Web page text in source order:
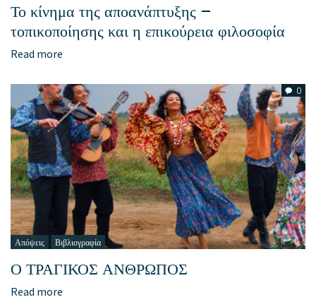
Το κίνημα της αποανάπτυξης –
τοπικοποίησης και η επικούρεια φιλοσοφία
Read more
0
Απόψεις Βιβλιογραφία
Ο ΤΡΑΓΙΚΟΣ ΑΝΘΡΩΠΟΣ
Read more